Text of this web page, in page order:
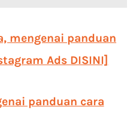
mengenai panduan
Ads DISINI]
panduan cara